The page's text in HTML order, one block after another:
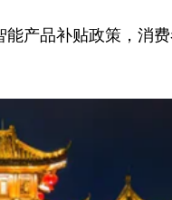
产品补贴政策，消